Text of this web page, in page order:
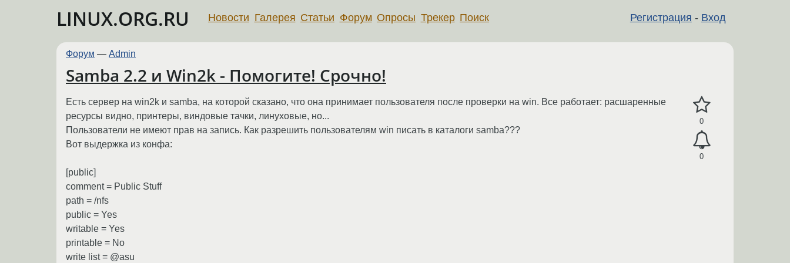
LINUX.ORG.RU Регистрация - Вход
Новости Галерея Статьи Форум Опросы Трекер Поиск
Форум — Admin
Samba 2.2 и Win2k - Помогите! Срочно!
0
0
Есть сервер на win2k и samba, на которой сказано, что она принимает пользователя после проверки на win. Все работает: расшаренные
ресурсы видно, принтеры, виндовые тачки, линуховые, но...
Пользователи не имеют прав на запись. Как разрешить пользователям win писать в каталоги samba???
Вот выдержка из конфа:
[public]
comment = Public Stuff
path = /nfs
public = Yes
writable = Yes
printable = No
write list = @asu